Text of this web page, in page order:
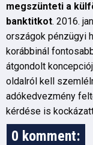
megszünteti a
banktitkot. 2016.
országok pénzügyi
korábbinál
átgondolt
oldalról kell
adókedvezmény
kérdése is
0 komment: